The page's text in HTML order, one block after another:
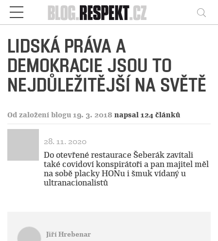
Respekt
LIDSKÁ PRÁVA A
DEMOKRACIE JSOU TO
NEJDŮLEŽITĚJŠÍ NA SVĚTĚ
Od založení blogu 19. 3. 2018 napsal 124 článků
28. 11. 2020
Do otevřené restaurace Šeberák zavítali
také covidoví konspirátoři a pan majitel měl
na sobě placky HONu i šmuk vídaný u
ultranacionalistů
Jiří Hrebenar